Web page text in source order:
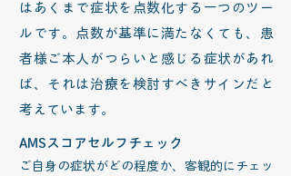
はあくまで症状を点数化する一つのツー
ルです。点数が基準に満たなくても、患
者様ご本人がつらいと感じる症状があれ
ば、それは治療を検討すべきサインだと
考えています。
AMSスコアセルフチェック
ご自身の症状がどの程度か、客観的にチェッ